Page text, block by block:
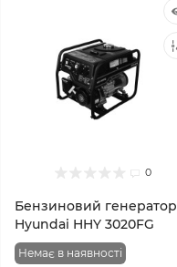
0
Бензиновий генератор
Hyundai HHY 3020FG
Немає в наявності